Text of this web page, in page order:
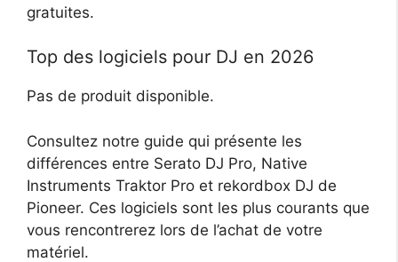
gratuites.
Top des logiciels pour DJ en 2026
Pas de produit disponible.
Consultez notre guide qui présente les
différences entre Serato DJ Pro, Native
Instruments Traktor Pro et rekordbox DJ de
Pioneer. Ces logiciels sont les plus courants que
vous rencontrerez lors de l’achat de votre
matériel.